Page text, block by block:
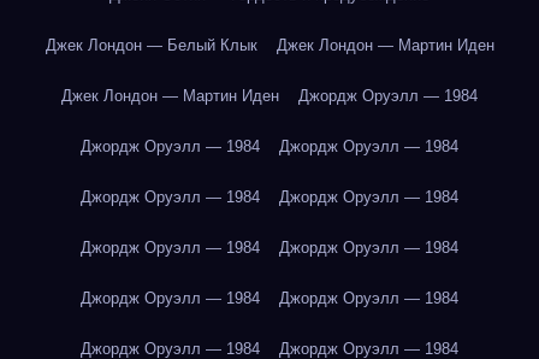
Джек Лондон — Белый Клык Джек Лондон — Мартин Иден
Джек Лондон — Мартин Иден Джордж Оруэлл — 1984
Джордж Оруэлл — 1984 Джордж Оруэлл — 1984
Джордж Оруэлл — 1984 Джордж Оруэлл — 1984
Джордж Оруэлл — 1984 Джордж Оруэлл — 1984
Джордж Оруэлл — 1984 Джордж Оруэлл — 1984
Джордж Оруэлл — 1984 Джордж Оруэлл — 1984